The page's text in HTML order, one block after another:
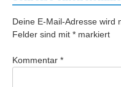
Deine E-Mail-Adresse wird
Felder sind mit * markiert
Kommentar *